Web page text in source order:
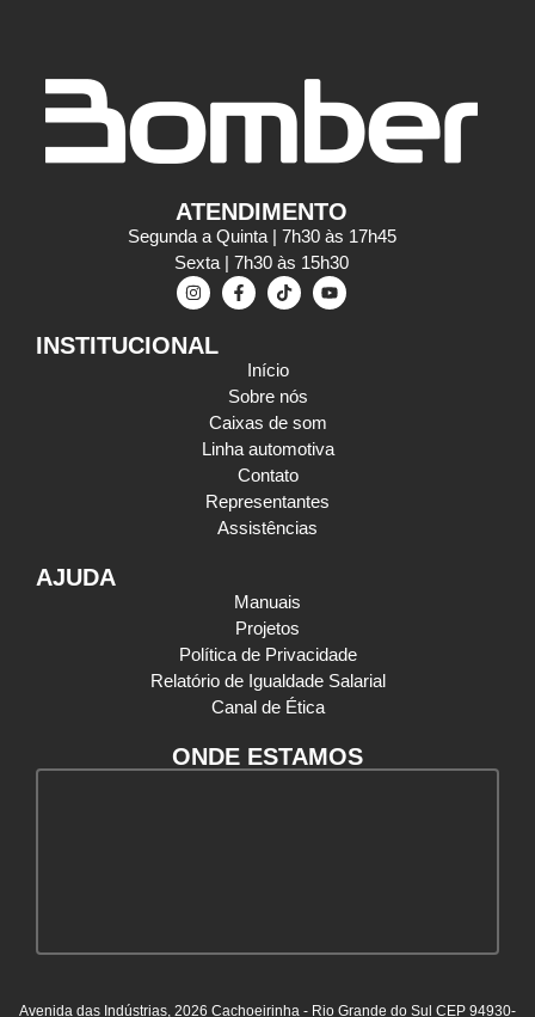
ATENDIMENTO
Segunda a Quinta | 7h30 às 17h45
Sexta | 7h30 às 15h30
INSTITUCIONAL
Início
Sobre nós
Caixas de som
Linha automotiva
Contato
Representantes
Assistências
AJUDA
Manuais
Projetos
Política de Privacidade
Relatório de Igualdade Salarial
Canal de Ética
ONDE ESTAMOS
Avenida das Indústrias, 2026 Cachoeirinha - Rio Grande do Sul CEP 94930-